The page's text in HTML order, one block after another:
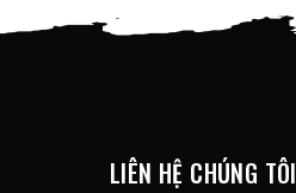
LIÊN HỆ CHÚNG TÔI